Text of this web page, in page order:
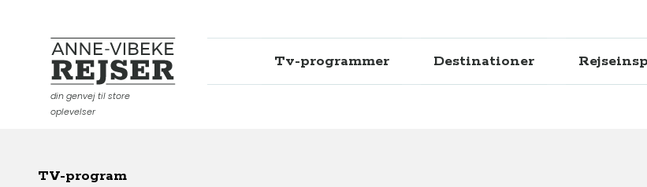
Anne-Vibeke Rejser
din genvej til store
oplevelser
Tv-programmer Destinationer
TV-program